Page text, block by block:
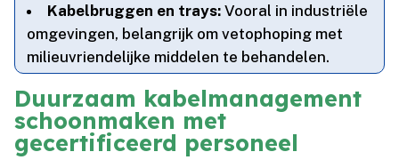
Kabelbruggen en trays: Vooral in industriële
omgevingen, belangrijk om vetophoping met
milieuvriendelijke middelen te behandelen.​
Duurzaam kabelmanagement
schoonmaken met
gecertificeerd personeel